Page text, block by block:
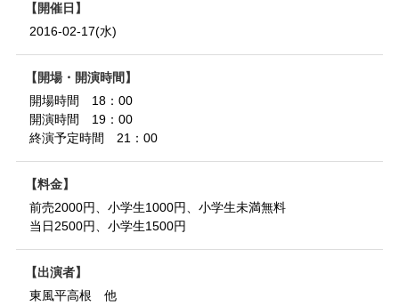
開催日
2016-02-17(水)
開場・開演時間
開場時間 18：00
開演時間 19：00
終演予定時間 21：00
料金
前売2000円、小学生1000円、小学生未満無料
当日2500円、小学生1500円
出演者
東風平高根 他